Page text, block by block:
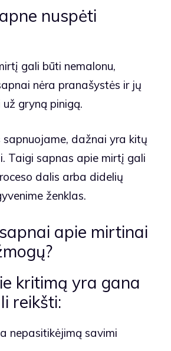
nuspėti
gali būti nemalonu,
nėra pranašystės ir jų
gryną pinigą.
sapnuojame, dažnai yra kitų
Taigi sapnas apie mirtį gali
dalis arba didelių
ženklas.
apie mirtinai
kritimą yra gana
reikšti:
nepasitikėjimą savimi